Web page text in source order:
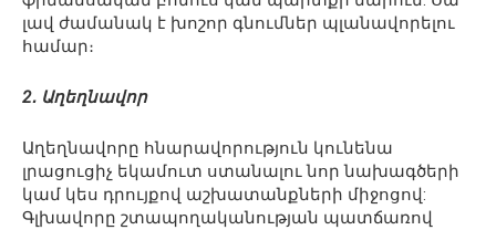
լավ ժամանակ է խոշոր գնումներ պլանավորելու
համար։
2․ Աղեղնավոր
Աղեղնավորը հնարավորություն կունենա
լրացուցիչ եկամուտ ստանալու նոր նախագծերի
կամ կես դրույքով աշխատանքների միջոցով:
Գլխավորը շտապողականության պատճառով